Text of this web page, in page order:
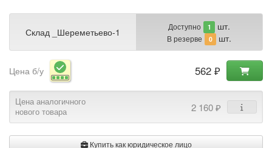
Склад _Шереметьево-1 Доступно 1 шт.
В резерве 0 шт.
Цена б/у 562 ₽
Цена аналогичного
нового товара
2 160 ₽
Купить как юридическое лицо